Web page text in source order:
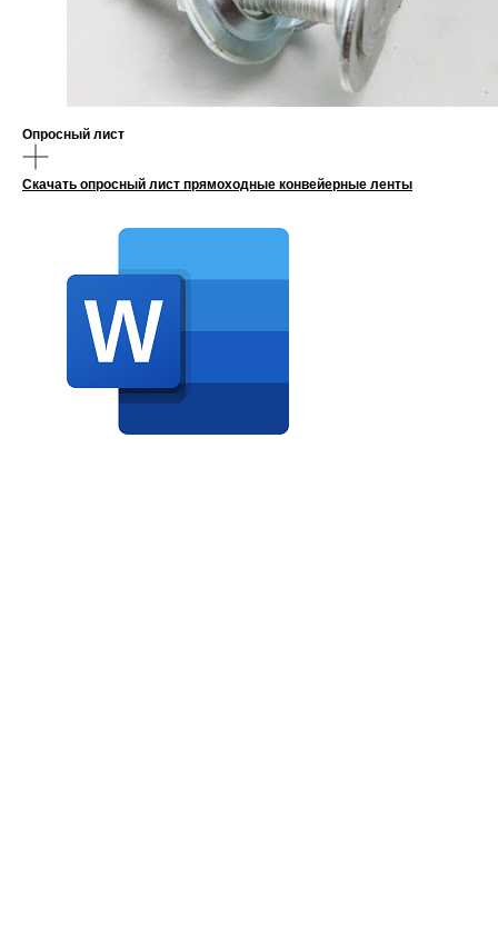
Опросный лист
Скачать опросный лист прямоходные конвейерные ленты